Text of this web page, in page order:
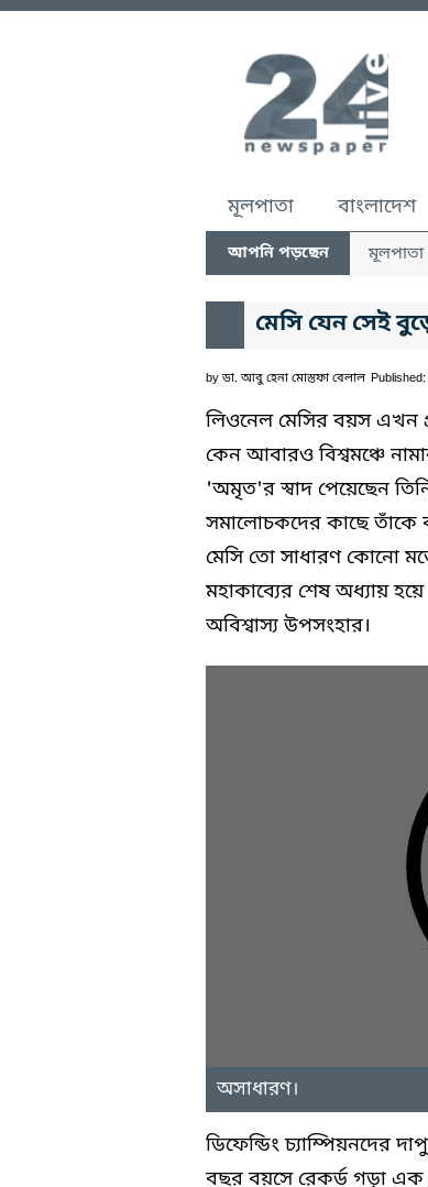
মূলপাতা বাংলাদেশ
আপনি পড়ছেন মূলপাতা
মেসি যেন সেই
by ডা. আবু হেনা মোস্তফা বেলাল
লিওনেল মেসির বয়স এখন
কেন আবারও বিশ্বমঞ্চে
'অমৃত'র স্বাদ পেয়েছেন
সমালোচকদের কাছে তাঁকে
মেসি তো সাধারণ কোনো
মহাকাব্যের শেষ অধ্যায়
অবিশ্বাস্য উপসংহার।
অসাধারণ।
ডিফেন্ডিং চ্যাম্পিয়নদের
বছর বয়সে রেকর্ড গড়া এক